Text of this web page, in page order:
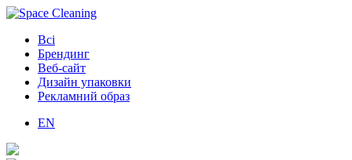
Всі
Брендинг
Веб-сайт
Дизайн упаковки
Рекламний образ
EN